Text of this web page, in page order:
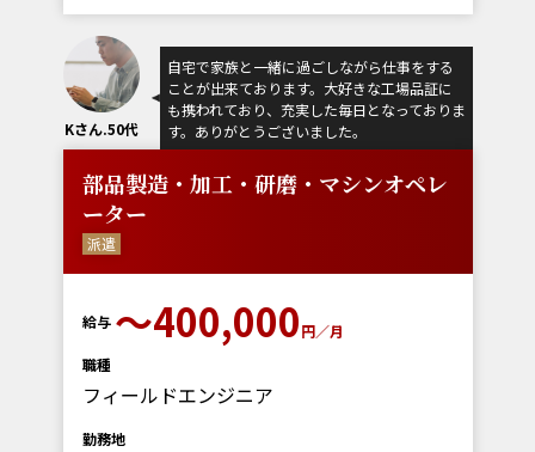
Kさん.50代
自宅で家族と一緒に過ごしながら仕事をする
ことが出来ております。大好きな工場品証に
も携われており、充実した毎日となっておりま
す。ありがとうございました。
部品製造・加工・研磨・マシンオペレ
ーター
派遣
給与 〜400,000円／月
職種
フィールドエンジニア
勤務地